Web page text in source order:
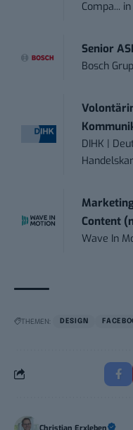
Compa... in
Senior
Bosch
DIHK |
Content
Wave In
THEMEN: DESIGN